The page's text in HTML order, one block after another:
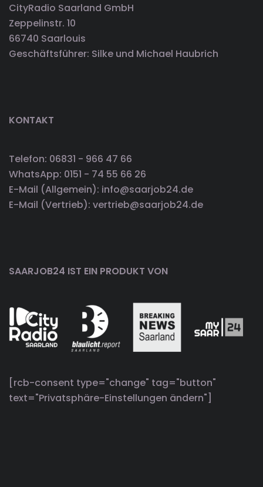
CityRadio Saarland GmbH
Zeppelinstr. 10
66740 Saarlouis
Geschäftsführer: Silke und Michael Haubrich
KONTAKT
Telefon: 06831 - 966 47 66
WhatsApp: 0151 - 74 55 66 26
E-Mail (Allgemein): info@saarjob24.de
E-Mail (Vertrieb): vertrieb@saarjob24.de
SAARJOB24 IST EIN PRODUKT VON
[rcb-consent type="change" tag="button"
text="Privatsphäre-Einstellungen ändern"]